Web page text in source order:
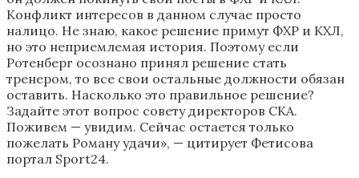
Конфликт интересов в данном случае просто
налицо. Не знаю, какое решение примут ФХР и КХЛ,
но это неприемлемая история. Поэтому если
Ротенберг осознано принял решение стать
тренером, то все свои остальные должности обязан
оставить. Насколько это правильное решение?
Задайте этот вопрос совету директоров СКА.
Поживем — увидим. Сейчас остается только
пожелать Роману удачи», — цитирует Фетисова
портал Sport24.